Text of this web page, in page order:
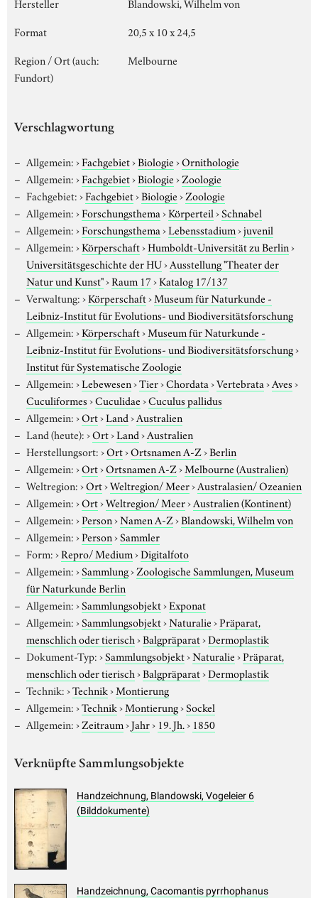
Format
20,5 x 10 x 24,5
Region / Ort (auch:
Fundort)
Melbourne
Verschlagwortung
Allgemein:›Fachgebiet›Biologie›Ornithologie
Allgemein:›Fachgebiet›Biologie›Zoologie
Fachgebiet:›Fachgebiet›Biologie›Zoologie
Allgemein:›Forschungsthema›Körperteil›Schnabel
Allgemein:›Forschungsthema›Lebensstadium›juvenil
Allgemein:›Körperschaft›Humboldt-Universität zu Berlin›
Universitätsgeschichte der HU›Ausstellung "Theater der
Natur und Kunst"›Raum 17›Katalog 17/137
Verwaltung:›Körperschaft›Museum für Naturkunde -
Leibniz-Institut für Evolutions- und Biodiversitätsforschung
Allgemein:›Körperschaft›Museum für Naturkunde -
Leibniz-Institut für Evolutions- und Biodiversitätsforschung›
Institut für Systematische Zoologie
Allgemein:›Lebewesen›Tier›Chordata›Vertebrata›Aves›
Cuculiformes›Cuculidae›Cuculus pallidus
Allgemein:›Ort›Land›Australien
Land (heute):›Ort›Land›Australien
Herstellungsort:›Ort›Ortsnamen A-Z›Berlin
Allgemein:›Ort›Ortsnamen A-Z›Melbourne (Australien)
Weltregion:›Ort›Weltregion/ Meer›Australasien/ Ozeanien
Allgemein:›Ort›Weltregion/ Meer›Australien (Kontinent)
Allgemein:›Person›Namen A-Z›Blandowski, Wilhelm von
Allgemein:›Person›Sammler
Form:›Repro/ Medium›Digitalfoto
Allgemein:›Sammlung›Zoologische Sammlungen, Museum
für Naturkunde Berlin
Allgemein:›Sammlungsobjekt›Exponat
Allgemein:›Sammlungsobjekt›Naturalie›Präparat,
menschlich oder tierisch›Balgpräparat›Dermoplastik
Dokument-Typ:›Sammlungsobjekt›Naturalie›Präparat,
menschlich oder tierisch›Balgpräparat›Dermoplastik
Technik:›Technik›Montierung
Allgemein:›Technik›Montierung›Sockel
Allgemein:›Zeitraum›Jahr› 19. Jh.› 1850
Verknüpfte Sammlungsobjekte
Handzeichnung, Blandowski, Vogeleier 6
(Bilddokumente)
Handzeichnung, Cacomantis pyrrhophanus